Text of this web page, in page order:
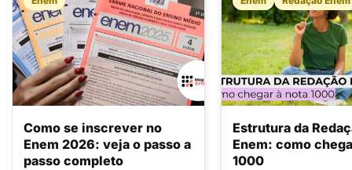
Como se inscrever no
Enem 2026: veja o passo a
passo completo
Estrutura da
Enem: como
1000